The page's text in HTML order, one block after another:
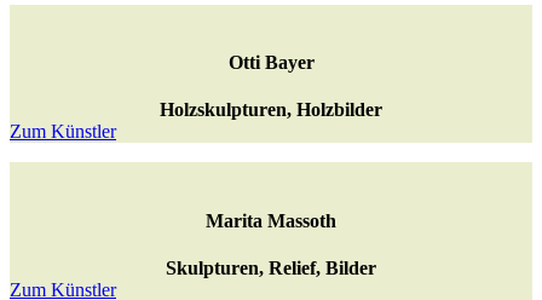
Otti Bayer
Holzskulpturen, Holzbilder
Zum Künstler
Marita Massoth
Skulpturen, Relief, Bilder
Zum Künstler